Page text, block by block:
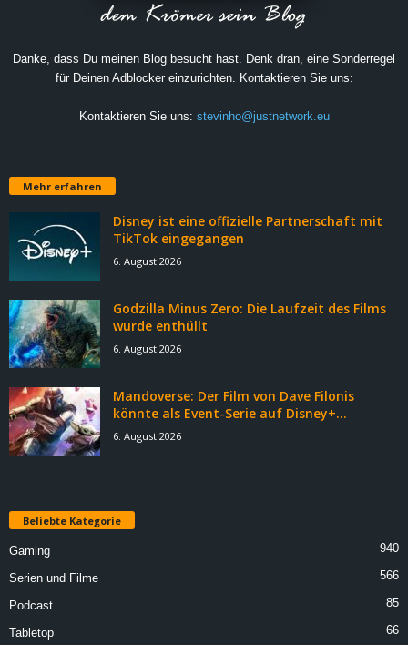
Danke, dass Du meinen Blog besucht hast. Denk dran, eine Sonderregel
für Deinen Adblocker einzurichten. Kontaktieren Sie uns:
Kontaktieren Sie uns: stevinho@justnetwork.eu
Mehr erfahren
Disney ist eine offizielle Partnerschaft mit
TikTok eingegangen
6. August 2026
Godzilla Minus Zero: Die Laufzeit des Films
wurde enthüllt
6. August 2026
Mandoverse: Der Film von Dave Filonis
könnte als Event-Serie auf Disney+...
6. August 2026
Beliebte Kategorie
Gaming 940
Serien und Filme 566
Podcast 85
Tabletop 66